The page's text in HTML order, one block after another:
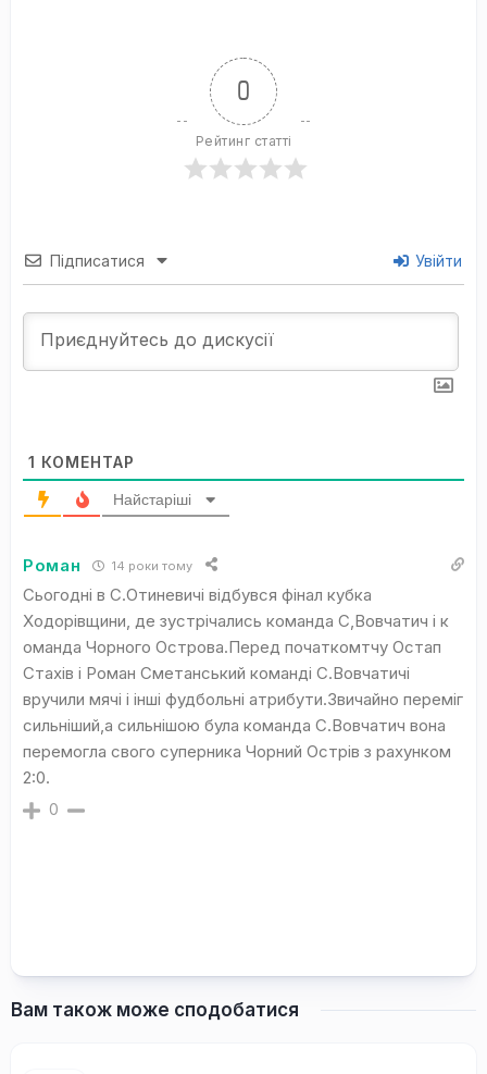
0
Рейтинг статті
Підписатися Увійти
1 КОМЕНТАР
Найстаріші
Роман 14 роки тому
Сьогодні в С.Отиневичі відбувся фінал кубка
Ходорівщини, де зустрічались команда С,Вовчатич і к
оманда Чорного Острова.Перед початкомтчу Остап
Стахів і Роман Сметанський команді С.Вовчатичі
вручили мячі і інші фудбольні атрибути.Звичайно переміг
сильніший,а сильнішою була команда С.Вовчатич вона
перемогла свого суперника Чорний Острів з рахунком
2:0.
0
Вам також може сподобатися